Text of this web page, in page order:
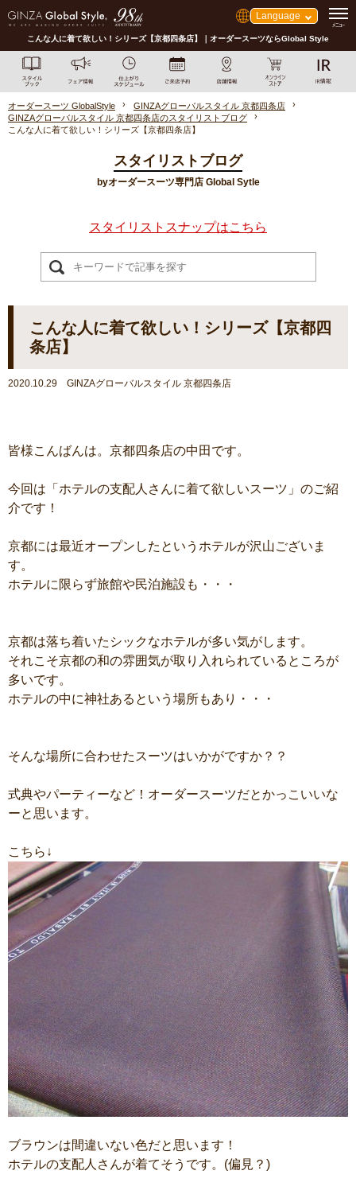
Language
こんな人に着て欲しい！シリーズ【京都四条店】｜オーダースーツならGlobal Style
オーダースーツ GlobalStyle
GINZAグローバルスタイル 京都四条店
GINZAグローバルスタイル 京都四条店のスタイリストブログ
こんな人に着て欲しい！シリーズ【京都四条店】
スタイリストブログ
byオーダースーツ専門店 Global Sytle
スタイリストスナップはこちら
こんな人に着て欲しい！シリーズ【京都四
条店】
2020.10.29 GINZAグローバルスタイル 京都四条店
皆様こんばんは。京都四条店の中田です。
今回は「ホテルの支配人さんに着て欲しいスーツ」のご紹
介です！
京都には最近オープンしたというホテルが沢山ございま
す。
ホテルに限らず旅館や民泊施設も・・・
京都は落ち着いたシックなホテルが多い気がします。
それこそ京都の和の雰囲気が取り入れられているところが
多いです。
ホテルの中に神社あるという場所もあり・・・
そんな場所に合わせたスーツはいかがですか？？
式典やパーティーなど！オーダースーツだとかっこいいな
ーと思います。
こちら↓
ブラウンは間違いない色だと思います！
ホテルの支配人さんが着てそうです。(偏見？)